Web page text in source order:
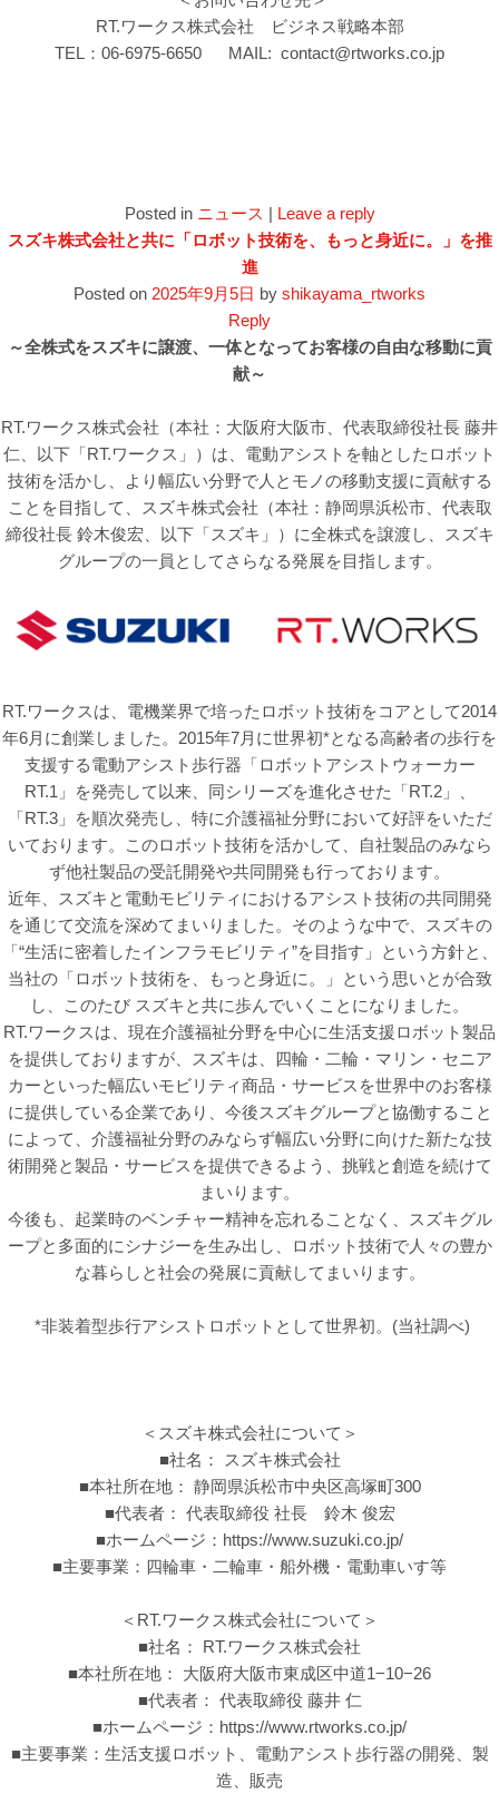
RT.ワークス株式会社 ビジネス戦略本部
TEL：06-6975-6650 MAIL: contact@rtworks.co.jp
Posted in ニュース | Leave a reply
スズキ株式会社と共に「ロボット技術を、もっと身近に。」を推
進
Posted on 2025年9月5日 by shikayama_rtworks
Reply
～全株式をスズキに譲渡、一体となってお客様の自由な移動に貢
献～
RT.ワークス株式会社（本社：大阪府大阪市、代表取締役社長 藤井
仁、以下「RT.ワークス」）は、電動アシストを軸としたロボット
技術を活かし、より幅広い分野で人とモノの移動支援に貢献する
ことを目指して、スズキ株式会社（本社：静岡県浜松市、代表取
締役社長 鈴木俊宏、以下「スズキ」）に全株式を譲渡し、スズキ
グループの一員としてさらなる発展を目指します。
RT.ワークスは、電機業界で培ったロボット技術をコアとして2014
年6月に創業しました。2015年7月に世界初*となる高齢者の歩行を
支援する電動アシスト歩行器「ロボットアシストウォーカー
RT.1」を発売して以来、同シリーズを進化させた「RT.2」、
「RT.3」を順次発売し、特に介護福祉分野において好評をいただ
いております。このロボット技術を活かして、自社製品のみなら
ず他社製品の受託開発や共同開発も行っております。
近年、スズキと電動モビリティにおけるアシスト技術の共同開発
を通じて交流を深めてまいりました。そのような中で、スズキの
「“生活に密着したインフラモビリティ”を目指す」という方針と、
当社の「ロボット技術を、もっと身近に。」という思いとが合致
し、このたび スズキと共に歩んでいくことになりました。
RT.ワークスは、現在介護福祉分野を中心に生活支援ロボット製品
を提供しておりますが、スズキは、四輪・二輪・マリン・セニア
カーといった幅広いモビリティ商品・サービスを世界中のお客様
に提供している企業であり、今後スズキグループと協働すること
によって、介護福祉分野のみならず幅広い分野に向けた新たな技
術開発と製品・サービスを提供できるよう、挑戦と創造を続けて
まいります。
今後も、起業時のベンチャー精神を忘れることなく、スズキグル
ープと多面的にシナジーを生み出し、ロボット技術で人々の豊か
な暮らしと社会の発展に貢献してまいります。
*非装着型歩行アシストロボットとして世界初。(当社調べ)
＜スズキ株式会社について＞
■社名： スズキ株式会社
■本社所在地： 静岡県浜松市中央区高塚町300
■代表者： 代表取締役 社長 鈴木 俊宏
■ホームページ：https://www.suzuki.co.jp/
■主要事業：四輪車・二輪車・船外機・電動車いす等
＜RT.ワークス株式会社について＞
■社名： RT.ワークス株式会社
■本社所在地： 大阪府大阪市東成区中道1−10−26
■代表者： 代表取締役 藤井 仁
■ホームページ：https://www.rtworks.co.jp/
■主要事業：生活支援ロボット、電動アシスト歩行器の開発、製
造、販売